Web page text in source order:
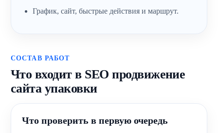
График, сайт, быстрые действия и маршрут.
СОСТАВ РАБОТ
Что входит в SEO продвижение
сайта упаковки
Что проверить в первую очередь